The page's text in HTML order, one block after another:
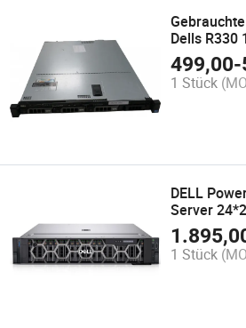
Dells R330
499,00-
1 Stück
DELL
Server
1 Stück